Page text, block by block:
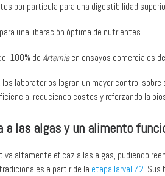
por partícula para una digestibilidad
una liberación óptima de nutrientes.
100% de Artemiaen ensayos comerciales
, los laboratorios logran un mayor control sobre
reduciendo costos y reforzando la
a las algas y un alimento
altamente eficaz a las algas, pudiendo
a partir de la etapa larval Z2. Sus